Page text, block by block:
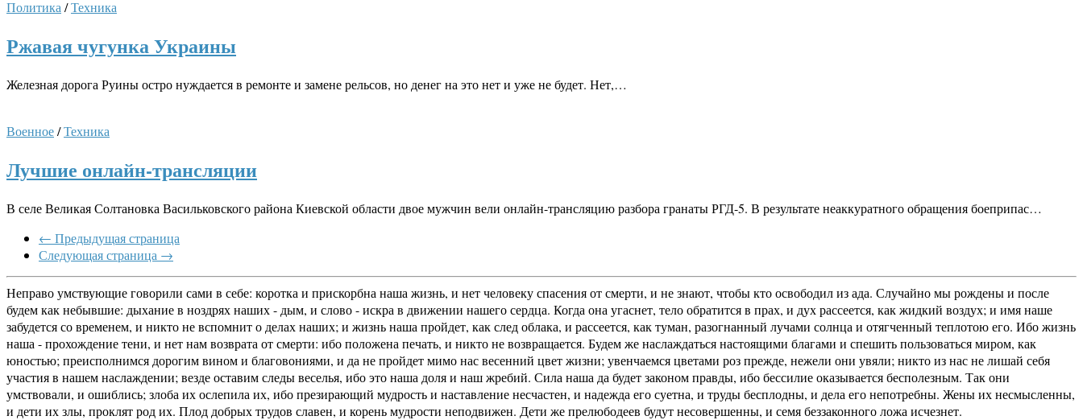
Политика /Техника
Ржавая чугунка Украины
Железная дорога Руины остро нуждается в ремонте и замене рельсов, но денег на это нет и уже не будет. Нет,…
Военное/Техника
Лучшие онлайн-трансляции
В селе Великая Солтановка Васильковского района Киевской области двое мужчин вели онлайн-трансляцию разбора гранаты РГД-5. В результате неаккуратного обращения боеприпас…
← Предыдущая страница
Следующая страница →
Неправо умствующие говорили сами в себе: коротка и прискорбна наша жизнь, и нет человеку спасения от смерти, и не знают, чтобы кто освободил из ада. Случайно мы рождены и после
будем как небывшие: дыхание в ноздрях наших - дым, и слово - искра в движении нашего сердца. Когда она угаснет, тело обратится в прах, и дух рассеется, как жидкий воздух; и имя наше
забудется со временем, и никто не вспомнит о делах наших; и жизнь наша пройдет, как след облака, и рассеется, как туман, разогнанный лучами солнца и отягченный теплотою его. Ибо жизнь
наша - прохождение тени, и нет нам возврата от смерти: ибо положена печать, и никто не возвращается. Будем же наслаждаться настоящими благами и спешить пользоваться миром, как
юностью; преисполнимся дорогим вином и благовониями, и да не пройдет мимо нас весенний цвет жизни; увенчаемся цветами роз прежде, нежели они увяли; никто из нас не лишай себя
участия в нашем наслаждении; везде оставим следы веселья, ибо это наша доля и наш жребий. Сила наша да будет законом правды, ибо бессилие оказывается бесполезным. Так они
умствовали, и ошиблись; злоба их ослепила их, ибо презирающий мудрость и наставление несчастен, и надежда его суетна, и труды бесплодны, и дела его непотребны. Жены их несмысленны,
и дети их злы, проклят род их. Плод добрых трудов славен, и корень мудрости неподвижен. Дети же прелюбодеев будут несовершенны, и семя беззаконного ложа исчезнет.